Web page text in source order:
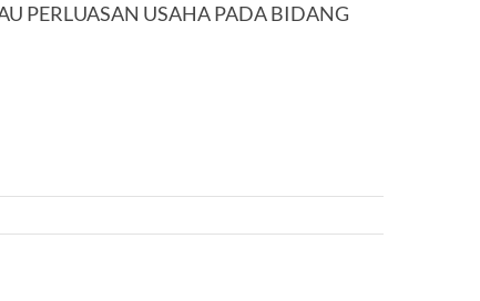
PERLUASAN USAHA PADA BIDANG